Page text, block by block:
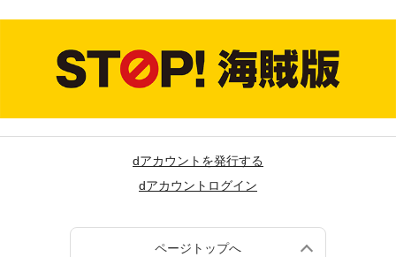
dアカウントを発行する
dアカウントログイン
ページトップへ